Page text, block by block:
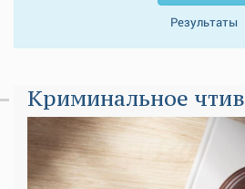
Результаты
Криминальное